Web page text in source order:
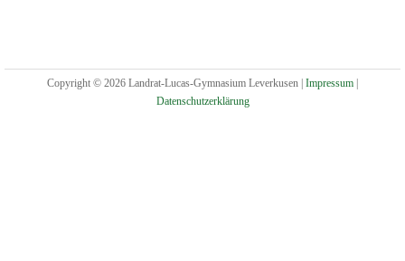
Copyright © 2026 Landrat-Lucas-Gymnasium Leverkusen | Impressum
Datenschutzerklärung